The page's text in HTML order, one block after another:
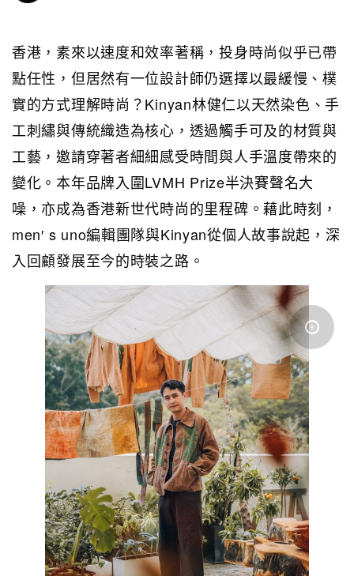
香港，素來以速度和效率著稱，投身時尚似乎已帶
點任性，但居然有一位設計師仍選擇以最緩慢、樸
實的方式理解時尚？Kinyan林健仁以天然染色、手
工刺繡與傳統織造為核心，透過觸手可及的材質與
工藝，邀請穿著者細細感受時間與人手溫度帶來的
變化。本年品牌入圍LVMH Prize半決賽聲名大
噪，亦成為香港新世代時尚的里程碑。藉此時刻，
men′ s uno編輯團隊與Kinyan從個人故事說起，深
入回顧發展至今的時裝之路。